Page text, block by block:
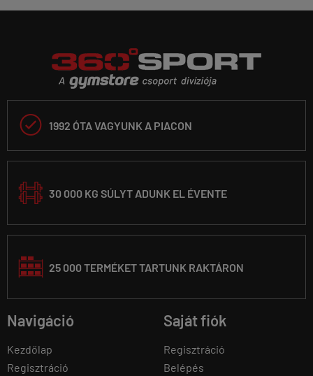
 1992 ÓTA VAGYUNK A PIACON
30 000 KG SÚLYT ADUNK EL ÉVENTE
25 000 TERMÉKET TARTUNK RAKTÁRON
Navigáció
Kezdőlap
Regisztráció
Saját fiók
Regisztráció
Belépés